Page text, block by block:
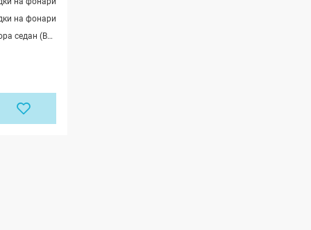
на фонари
Лада Приора седан (ВАЗ 2170), Лада Приора хэтчбек (ВАЗ 2172), Лада Приора-2 седан (ВАЗ 21704), Лада Приора-2 хэтчбек (ВАЗ 21724)